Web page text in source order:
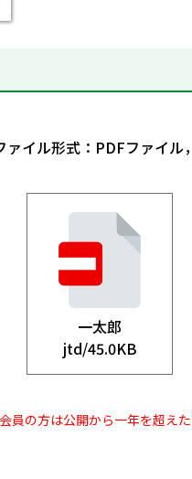
ァイル形式：PDFファイ
一太郎
jtd/45.0KB
員の方は公開から一年を超え